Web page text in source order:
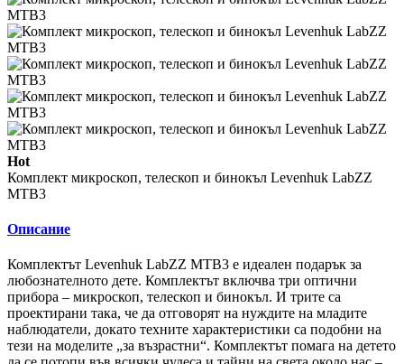
Hot
Комплект микроскоп, телескоп и бинокъл Levenhuk LabZZ
MTB3
Описание
Комплектът Levenhuk LabZZ MTB3 е идеален подарък за
любознателното дете. Комплектът включва три оптични
прибора – микроскоп, телескоп и бинокъл. И трите са
проектирани така, че да отговорят на нуждите на младите
наблюдатели, докато техните характеристики са подобни на
тези на моделите „за възрастни“. Комплектът помага на детето